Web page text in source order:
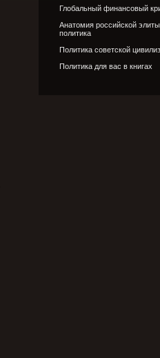
Глобальный финансовый
Анатомия российской
политика
Политика советской
Политика для вас в книгах